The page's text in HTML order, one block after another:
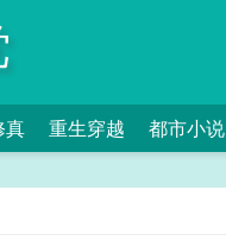
真 重生穿越 都市小说